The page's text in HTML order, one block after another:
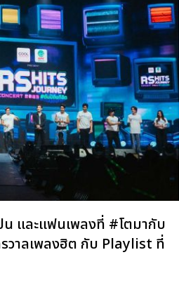
และแฟนเพลงที่ #โตมากับ
รวาลเพลงฮิต กับ Playlist ที่